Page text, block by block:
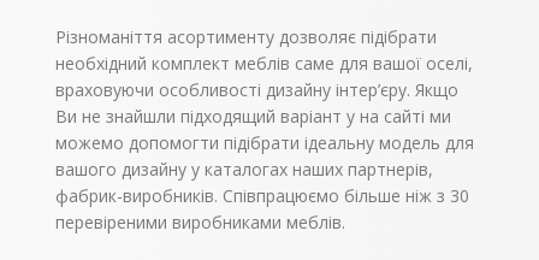
(600×720)
Нижня тумба 50
(500×820) – 2 шт
Нижня тумба 80
(800×820)
Тумба під духовку
(600×820)
Нижня тумба 40 двері
(400×820)
Нижня тумба 40
Різноманіття асортименту дозволяє підібрати
необхідний комплект меблів саме для вашої оселі,
враховуючи особливості дизайну інтер’єру. Якщо
Ви не знайшли підходящий варіант у на сайті ми
можемо допомогти підібрати ідеальну модель для
вашого дизайну у каталогах наших партнерів,
фабрик-виробників. Співпрацюємо більше ніж з 30
перевіреними виробниками меблів.